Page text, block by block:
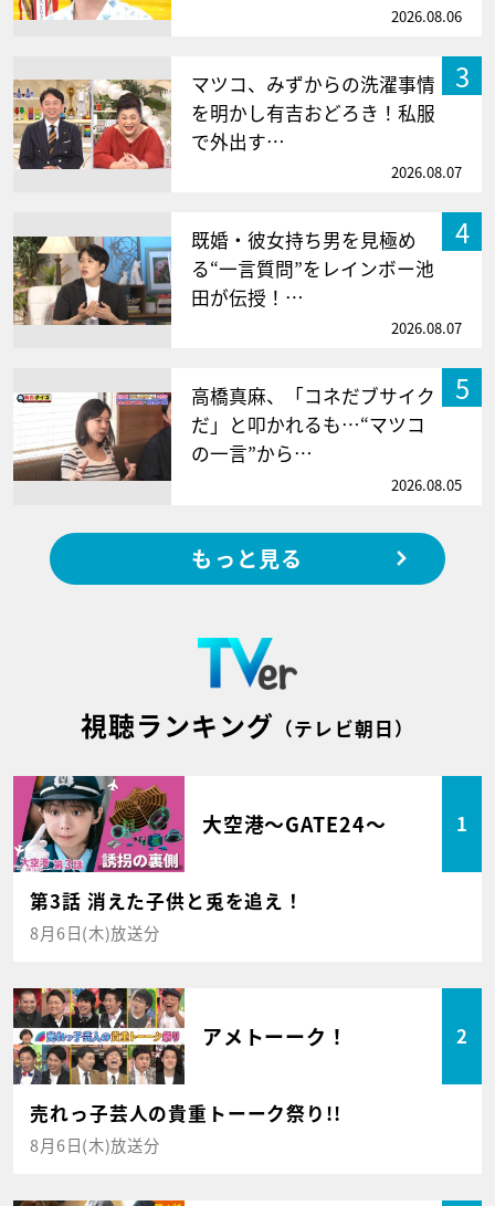
2026.08.06
3
マツコ、みずからの洗濯事情
を明かし有吉おどろき！私服
で外出す…
2026.08.07
4
既婚・彼女持ち男を見極め
る“一言質問”をレインボー池
田が伝授！…
2026.08.07
5
高橋真麻、「コネだブサイク
だ」と叩かれるも…“マツコ
の一言”から…
2026.08.05
もっと見る
視聴ランキング （テレビ朝日）
大空港～GATE24～ 1
第3話 消えた子供と兎を追え！
8月6日(木)放送分
アメトーーク！ 2
売れっ子芸人の貴重トーーク祭り!!
8月6日(木)放送分